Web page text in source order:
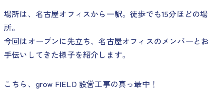
場所は、名古屋オフィスから一駅。徒歩でも15分ほどの場
所。
今回はオープンに先立ち、名古屋オフィスのメンバーとお
手伝いしてきた様子を紹介します。
こちら、grow FIELD 設営工事の真っ最中！